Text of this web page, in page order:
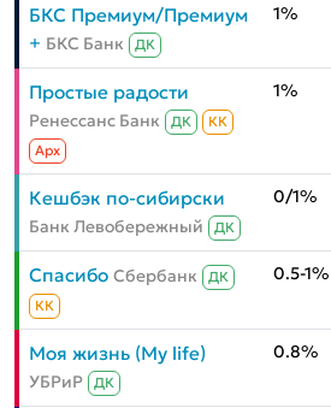
БКС Премиум/Премиум
+ БКС Банк ДК
1%
Простые радости
Ренессанс Банк ДК
КК
Aрх
1%
Кешбэк по-сибирски
Банк Левобережный ДК
0/1%
Спасибо Сбербанк
ДК
КК
0.5-1%
Моя жизнь (My life)
УБРиР ДК
0.8%